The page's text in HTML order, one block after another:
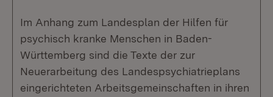
Im Anhang zum Landesplan der Hilfen für
psychisch kranke Menschen in Baden-
Württemberg sind die Texte der zur
Neuerarbeitung des Landespsychiatrieplans
eingerichteten Arbeitsgemeinschaften in ihren